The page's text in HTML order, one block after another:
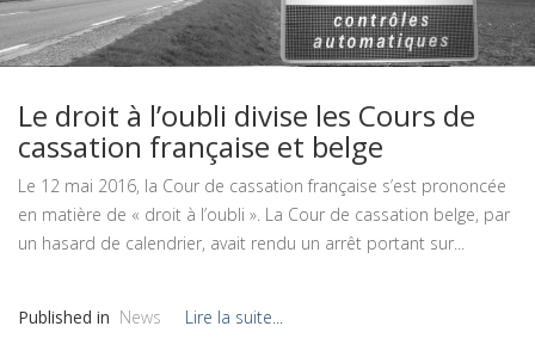
Le droit à l’oubli divise les Cours de
cassation française et belge
Le 12 mai 2016, la Cour de cassation française s’est prononcée
en matière de « droit à l’oubli ». La Cour de cassation belge, par
un hasard de calendrier, avait rendu un arrêt portant sur...
Published in News Lire la suite...